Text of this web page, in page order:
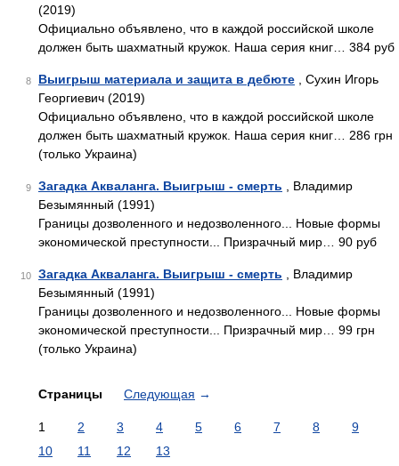
(2019)
Официально объявлено, что в каждой российской школе
должен быть шахматный кружок. Наша серия книг… 384 руб
8 Выигрыш материала и защита в дебюте , Сухин Игорь
Георгиевич (2019)
Официально объявлено, что в каждой российской школе
должен быть шахматный кружок. Наша серия книг… 286 грн
(только Украина)
9 Загадка Акваланга. Выигрыш - смерть , Владимир
Безымянный (1991)
Границы дозволенного и недозволенного... Новые формы
экономической преступности... Призрачный мир… 90 руб
10 Загадка Акваланга. Выигрыш - смерть , Владимир
Безымянный (1991)
Границы дозволенного и недозволенного... Новые формы
экономической преступности... Призрачный мир… 99 грн
(только Украина)
Страницы Следующая →
1 2 3 4 5 6 7 8
9
10
11 12 13